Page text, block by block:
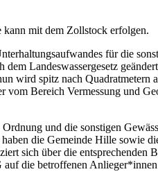
kann mit dem Zollstock erfolgen.
für die
Landeswassergesetz
wird spitz nach Quadratmetern
Bereich Vermessung und
und die sonstigen
die Gemeinde Hille sowie
sich über die entsprechenden
auf die betroffenen